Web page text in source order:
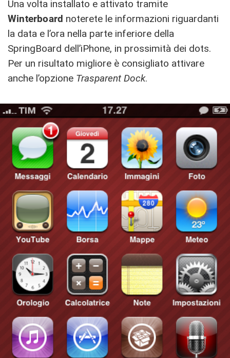
Una volta installato e attivato tramite
Winterboard noterete le informazioni riguardanti
la data e l’ora nella parte inferiore della
SpringBoard dell’iPhone, in prossimità dei dots.
Per un risultato migliore è consigliato attivare
anche l’opzione Trasparent Dock.